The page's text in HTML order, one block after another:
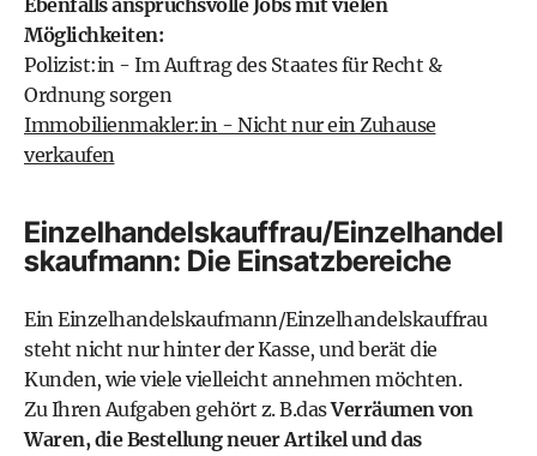
Ebenfalls anspruchsvolle Jobs mit vielen
Möglichkeiten:
Polizist:in - Im Auftrag des Staates für Recht &
Ordnung sorgen
Immobilienmakler:in - Nicht nur ein Zuhause
verkaufen
Einzelhandelskauffrau/Einzelhandel
skaufmann: Die Einsatzbereiche
Ein Einzelhandelskaufmann/Einzelhandelskauffrau
steht nicht nur hinter der Kasse, und berät die
Kunden, wie viele vielleicht annehmen möchten.
Zu Ihren Aufgaben gehört z. B.dasVerräumen von
Waren, die Bestellung neuer Artikel und das